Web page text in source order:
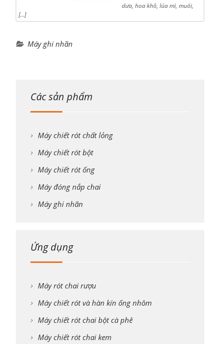
dưa, hoa khô, lúa mì, muối,
[…]
Máy ghi nhãn
Các sản phẩm
Máy chiết rót chất lỏng
Máy chiết rót bột
Máy chiết rót ống
Máy đóng nắp chai
Máy ghi nhãn
Ứng dụng
Máy rót chai rượu
Máy chiết rót và hàn kín ống nhôm
Máy chiết rót chai bột cà phê
Máy chiết rót chai kem